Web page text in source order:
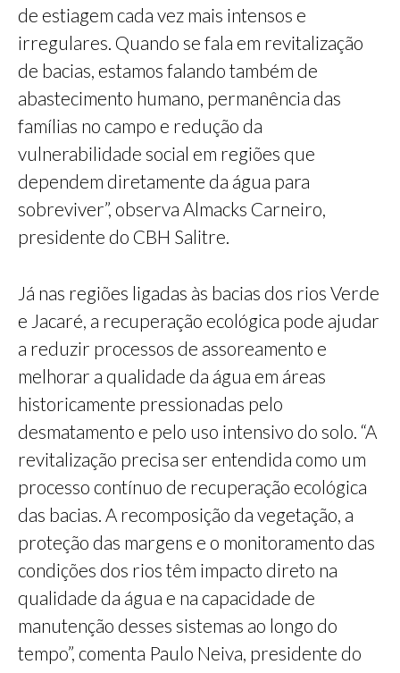
de estiagem cada vez mais intensos e
irregulares. Quando se fala em revitalização
de bacias, estamos falando também de
abastecimento humano, permanência das
famílias no campo e redução da
vulnerabilidade social em regiões que
dependem diretamente da água para
sobreviver”, observa Almacks Carneiro,
presidente do CBH Salitre.
Já nas regiões ligadas às bacias dos rios Verde
e Jacaré, a recuperação ecológica pode ajudar
a reduzir processos de assoreamento e
melhorar a qualidade da água em áreas
historicamente pressionadas pelo
desmatamento e pelo uso intensivo do solo. “A
revitalização precisa ser entendida como um
processo contínuo de recuperação ecológica
das bacias. A recomposição da vegetação, a
proteção das margens e o monitoramento das
condições dos rios têm impacto direto na
qualidade da água e na capacidade de
manutenção desses sistemas ao longo do
tempo”, comenta Paulo Neiva, presidente do